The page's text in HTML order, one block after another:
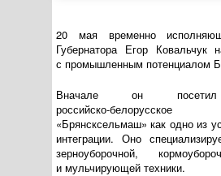
20 мая временно
Губернатора Егор Ковальчук
с промышленным потенциалом
Вначале он посетил
российско-белорусское
«Брянсксельмаш» как одно из
интеграции. Оно
зерноуборочной,
и мульчирующей техники.